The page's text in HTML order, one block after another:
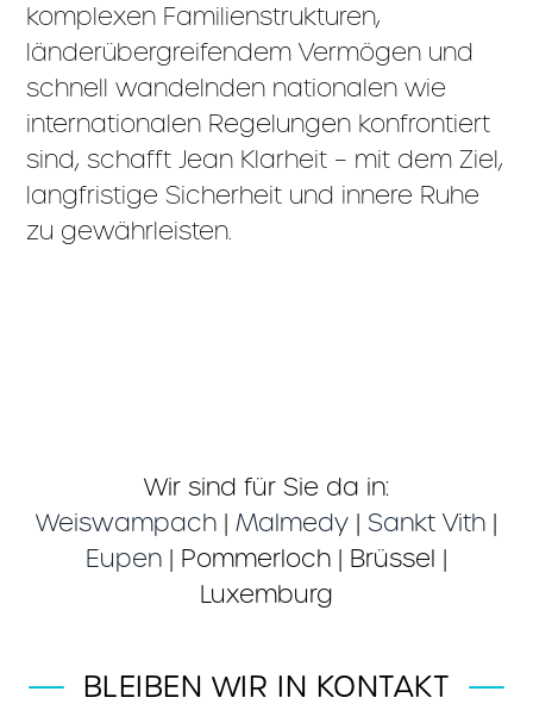
komplexen Familienstrukturen,
länderübergreifendem Vermögen und
schnell wandelnden nationalen wie
internationalen Regelungen konfrontiert
sind, schafft Jean Klarheit – mit dem Ziel,
langfristige Sicherheit und innere Ruhe
zu gewährleisten.
Wir sind für Sie da in:
Weiswampach | Malmedy | Sankt Vith |
Eupen | Pommerloch | Brüssel |
Luxemburg
BLEIBEN WIR IN KONTAKT